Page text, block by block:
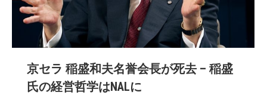
京セラ 稲盛和夫名誉会長が死去 – 稲盛
氏の経営哲学はNALに